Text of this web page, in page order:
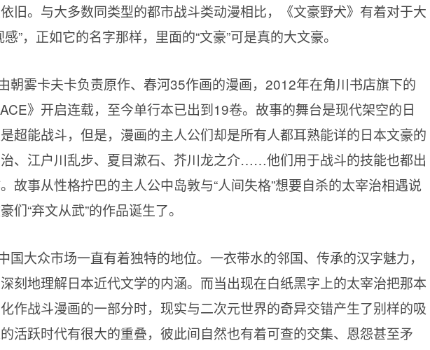
旧。与大多数同类型的都市战斗类动漫相比，《文豪野犬》有着对于大
”，正如它的名字那样，里面的“文豪”可是真的大文豪。
朝雾卡夫卡负责原作、春河35作画的漫画，2012年在角川书店旗下的
》开启连载，至今单行本已出到19卷。故事的舞台是现代架空的日
超能战斗，但是，漫画的主人公们却是所有人都耳熟能详的日本文豪的
、江户川乱步、夏目漱石、芥川龙之介……他们用于战斗的技能也都出
故事从性格拧巴的主人公中岛敦与“人间失格”想要自杀的太宰治相遇说
们“弃文从武”的作品诞生了。
国大众市场一直有着独特的地位。一衣带水的邻国、传承的汉字魅力，
刻地理解日本近代文学的内涵。而当出现在白纸黑字上的太宰治把那本
作战斗漫画的一部分时，现实与二次元世界的奇异交错产生了别样的吸
活跃时代有很大的重叠，彼此间自然也有着可查的交集、恩怨甚至矛